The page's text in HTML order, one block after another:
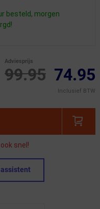
besteld, morgen
99.95
Adviesprijs
74.95
Inclusief BTW
snel!